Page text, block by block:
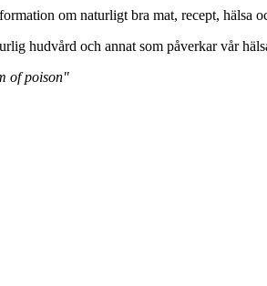
om naturligt bra mat, recept, hälsa
hudvård och annat som påverkar vår
of poison"